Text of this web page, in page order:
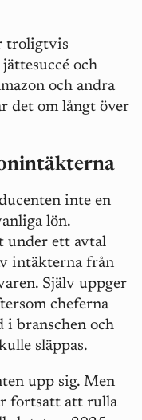
troligtvis
och
och andra
det om långt över
inte en
lön.
under ett avtal
intäkterna från
Själv uppger
cheferna
i branschen och
släppas.
upp sig. Men
fortsatt att rulla